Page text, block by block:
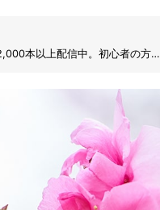
本以上配信中。初心者の方へ